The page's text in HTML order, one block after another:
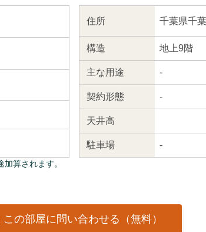
住所 千葉県千
構造 地上9階
主な用途 -
契約形態 -
天井高
駐車場 -
算されます。
この部屋に問い合わせる（無料）